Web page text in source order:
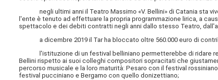
negli ultimi anni il Teatro Massimo «V. Bellini» di Catania sta
l'ente è tenuto ad effettuare la propria programmazione lirica, a
spettacolo e dei debiti contratti negli anni dallo stesso Teatro,
a dicembre 2019 il Tar ha bloccato oltre 560.000 euro di
l'istituzione di un festival belliniano permetterebbe di ridare
Bellini rispetto ai suoi colleghi compositori sopracitati che
percorso musicale e la loro maturità: Pesaro con il festival
festival pucciniano e Bergamo con quello donizettiano;